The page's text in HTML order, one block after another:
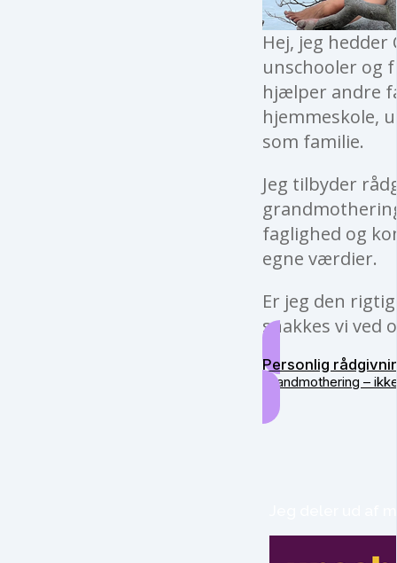
Hej, jeg
unschooler og
hjælper andre
hjemmeskole,
som familie.
Jeg tilbyder
faglighed og
egne værdier.
Er jeg den
snakkes vi ved
Personlig
Grandmothering –